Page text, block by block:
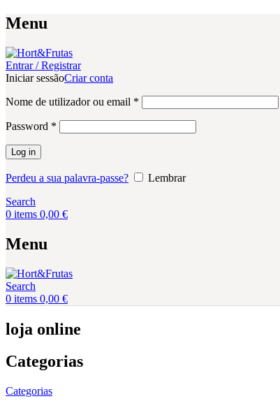
Menu
Entrar / Registrar
Iniciar sessãoCriar conta
Nome de utilizador ou email *
Password *
Log in
Perdeu a sua palavra-passe?
Lembrar
Search
0 items 0,00 €
Menu
Search
0 items 0,00 €
loja online
Categorias
Categorias